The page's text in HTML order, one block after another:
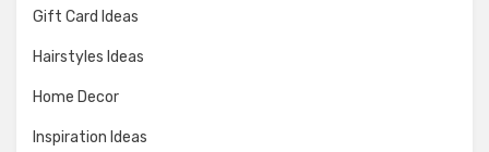
Gift Card Ideas
Hairstyles Ideas
Home Decor
Inspiration Ideas